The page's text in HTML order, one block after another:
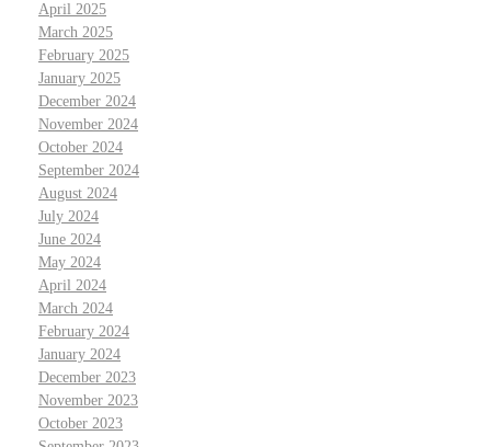
April 2025
March 2025
February 2025
January 2025
December 2024
November 2024
October 2024
September 2024
August 2024
July 2024
June 2024
May 2024
April 2024
March 2024
February 2024
January 2024
December 2023
November 2023
October 2023